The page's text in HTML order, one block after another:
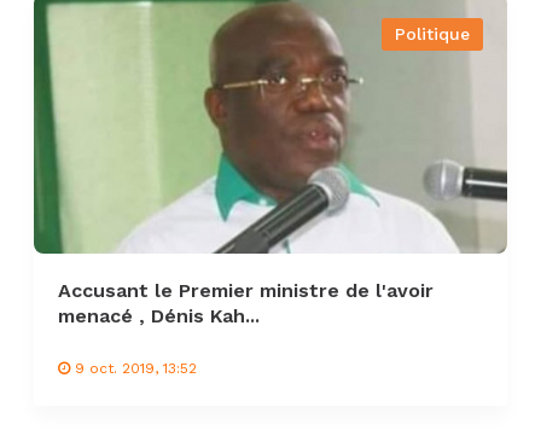
Politique
Accusant le Premier ministre de l'avoir
menacé , Dénis Kah...
9 oct. 2019, 13:52